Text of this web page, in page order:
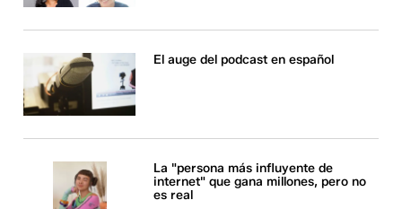
El auge del podcast en español
La "persona más influyente de
internet" que gana millones, pero no
es real